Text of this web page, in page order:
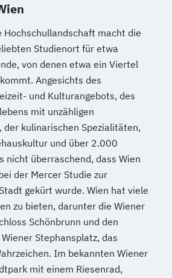
Hochschullandschaft macht die
Studienort für etwa
von denen etwa ein Viertel
Angesichts des
und Kulturangebots, des
mit unzähligen
der kulinarischen Spezialitäten,
und über 2.000
nicht überraschend, dass Wien
der Mercer Studie zur
gekürt wurde. Wien hat viele
zu bieten, darunter die Wiener
Schönbrunn und den
Stephansplatz, das
Im bekannten Wiener
mit einem Riesenrad,